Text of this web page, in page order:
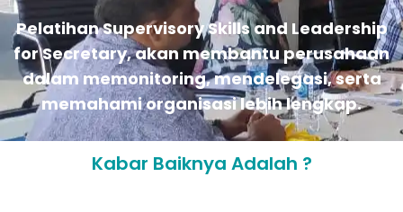
Pelatihan Supervisory Skills and Leadership
for Secretary, akan membantu perusahaan
dalam memonitoring, mendelegasi, serta
memahami organisasi lebih lengkap.
Kabar Baiknya Adalah ?